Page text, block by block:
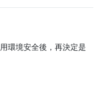
環境安全後，再決定是